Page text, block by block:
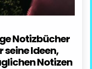
Notizbücher
Ideen,
Notizen